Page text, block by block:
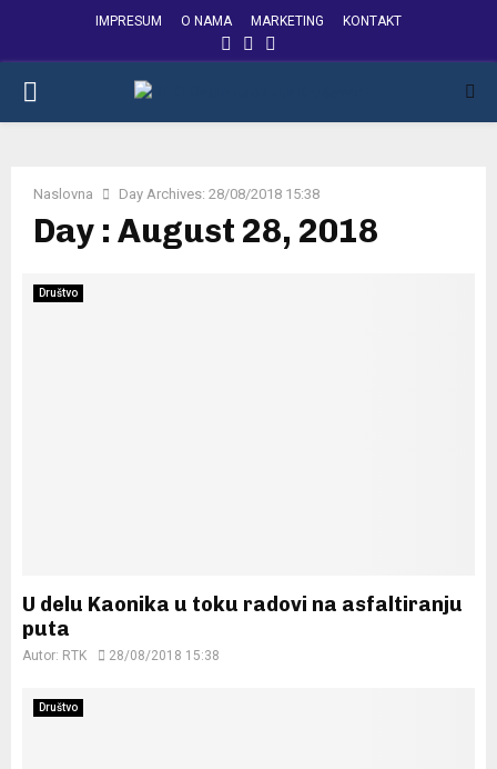
IMPRESUM O NAMA MARKETING KONTAKT
FACEBOOK
INSTAGRAM
PRIMARY
Naslovna Day Archives: 28/08/2018 15:38
Day : August 28, 2018
Društvo
U delu Kaonika u toku radovi na asfaltiranju
puta
Autor: RTK 28/08/2018 15:38
Društvo